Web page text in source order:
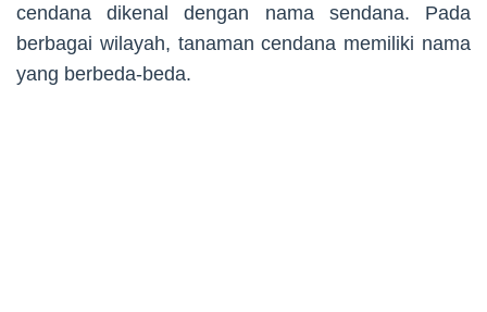
cendana dikenal dengan nama sendana. Pada
berbagai wilayah, tanaman cendana memiliki nama
yang berbeda-beda.